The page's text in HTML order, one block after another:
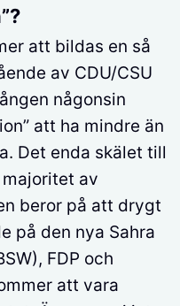
att bildas en så
av CDU/CSU
någonsin
att ha mindre än
Det enda skälet till
av
beror på att drygt
på den nya Sahra
FDP och
att vara